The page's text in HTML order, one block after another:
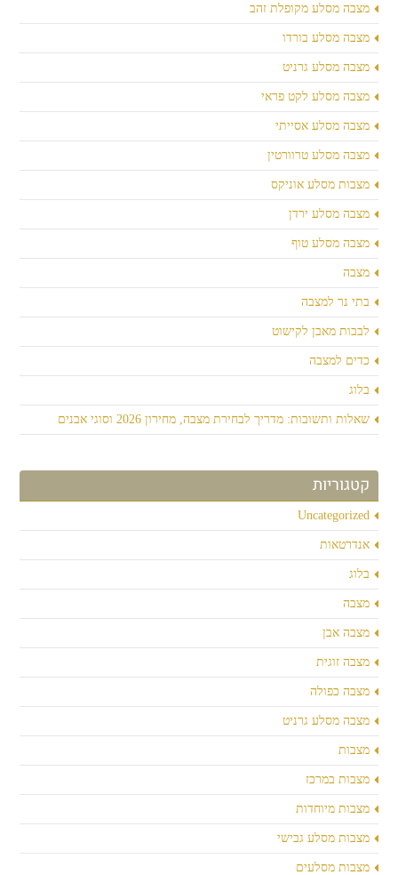
מצבה מסלע מקופלת זהב
מצבה מסלע בורדו
מצבה מסלע גרניט
מצבה מסלע לקט פראי
מצבה מסלע אסייתי
מצבה מסלע טרוורטין
מצבות מסלע אוניקס
מצבה מסלע ירדן
מצבה מסלע טוף
מצבה
בתי נר למצבה
לבבות מאבן לקישוט
כדים למצבה
בלוג
שאלות ותשובות: מדריך לבחירת מצבה, מחירון 2026 וסוגי אבנים
קטגוריות
Uncategorized
אנדרטאות
בלוג
מצבה
מצבה אבן
מצבה זוגית
מצבה כפולה
מצבה מסלע גרניט
מצבות
מצבות במרכז
מצבות מיוחדות
מצבות מסלע גבישי
מצבות מסלעים